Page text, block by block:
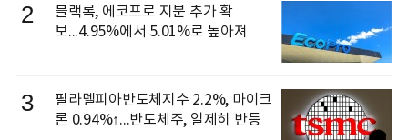
2
블랙록, 에코프로 지분 추가 확
보...4.95%에서 5.01%로 높아져
3
필라델피아반도체지수 2.2%, 마이크
론 0.94%↑...반도체주, 일제히 반등